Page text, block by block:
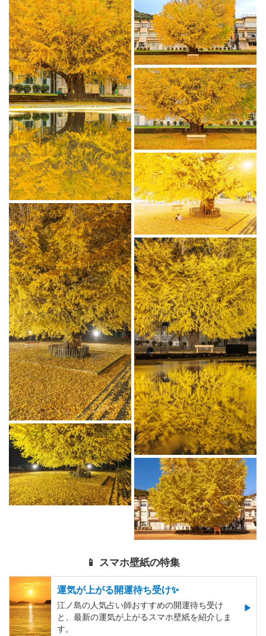
📱 スマホ壁紙の特集
運気が上がる開運待ち受け✨
江ノ島の人気占い師おすすめの開運待ち受け
と、最新の運気が上がるスマホ壁紙を紹介しま
す。